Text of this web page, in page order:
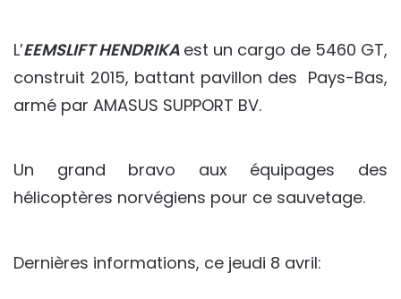
L’EEMSLIFT HENDRIKA est un cargo de 5460 GT,
construit 2015, battant pavillon des Pays-Bas,
armé par AMASUS SUPPORT BV.
Un grand bravo aux équipages des
hélicoptères norvégiens pour ce sauvetage.
Dernières informations, ce jeudi 8 avril: